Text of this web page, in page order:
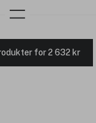
for 2 632 kr